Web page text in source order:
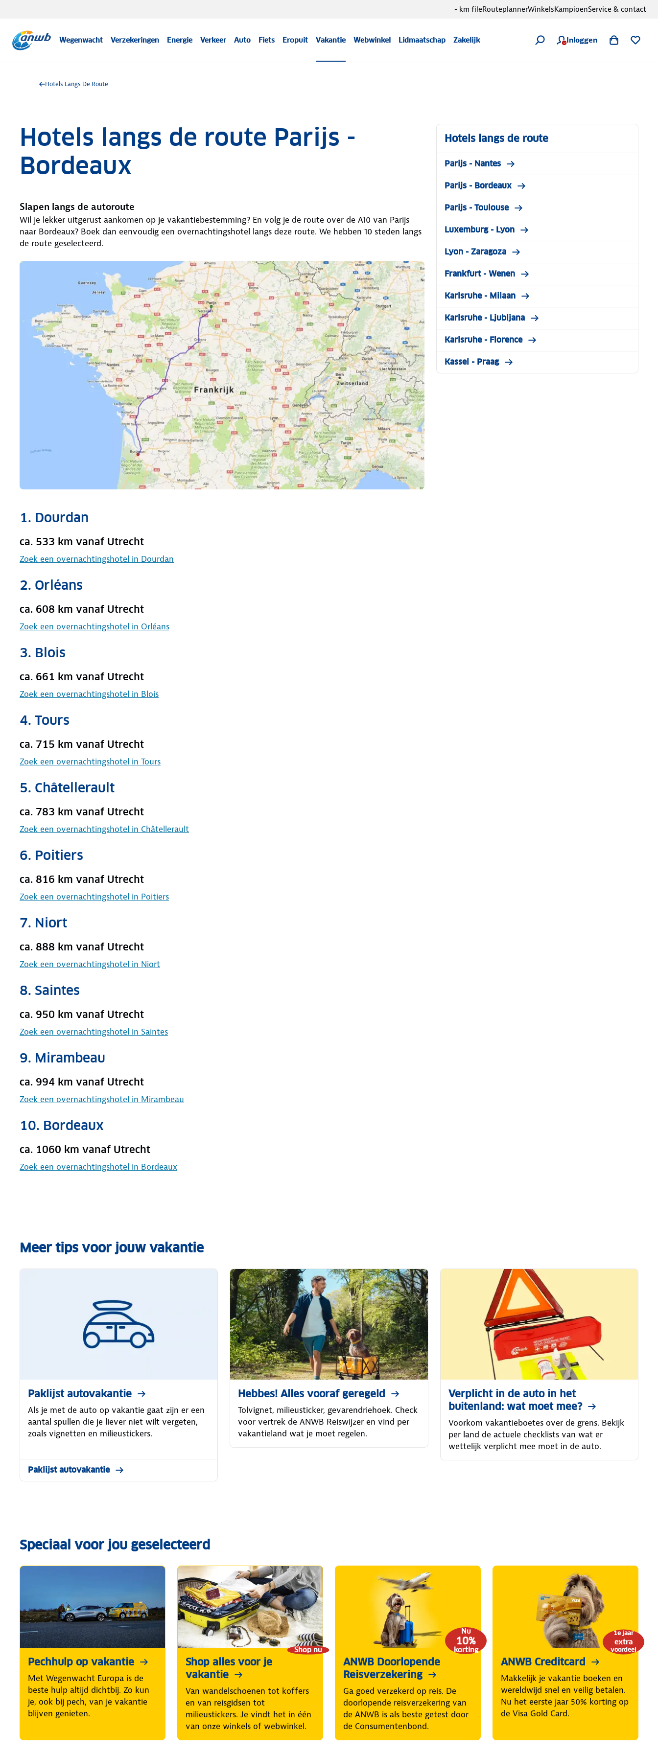
Wegenwacht Verzekeringen Energie Verkeer Auto Fiets Eropuit Vakantie Webwinkel Lidmaatschap Zakelijk Inloggen
- km fileRouteplannerWinkelsKampioenService & contact
Hotels Langs De Route
Hotels langs de route Parijs -
Bordeaux
Slapen langs de autoroute
Wil je lekker uitgerust aankomen op je vakantiebestemming? En volg je de route over de A10 van Parijs
naar Bordeaux? Boek dan eenvoudig een overnachtingshotel langs deze route. We hebben 10 steden langs
de route geselecteerd.
1. Dourdan
ca. 533 km vanaf Utrecht
Zoek een overnachtingshotel in Dourdan
2. Orléans
ca. 608 km vanaf Utrecht
Zoek een overnachtingshotel in Orléans
3. Blois
ca. 661 km vanaf Utrecht
Zoek een overnachtingshotel in Blois
4. Tours
ca. 715 km vanaf Utrecht
Zoek een overnachtingshotel in Tours
5. Châtellerault
ca. 783 km vanaf Utrecht
Zoek een overnachtingshotel in Châtellerault
6. Poitiers
ca. 816 km vanaf Utrecht
Zoek een overnachtingshotel in Poitiers
7. Niort
ca. 888 km vanaf Utrecht
Zoek een overnachtingshotel in Niort
8. Saintes
ca. 950 km vanaf Utrecht
Zoek een overnachtingshotel in Saintes
9. Mirambeau
ca. 994 km vanaf Utrecht
Zoek een overnachtingshotel in Mirambeau
10. Bordeaux
ca. 1060 km vanaf Utrecht
Zoek een overnachtingshotel in Bordeaux
Hotels langs de route
Parijs - Nantes
Parijs - Bordeaux
Parijs - Toulouse
Luxemburg - Lyon
Lyon - Zaragoza
Frankfurt - Wenen
Karlsruhe - Milaan
Karlsruhe - Ljubljana
Karlsruhe - Florence
Kassel - Praag
Meer tips voor jouw vakantie
Paklijst autovakantie
Als je met de auto op vakantie gaat zijn er een
aantal spullen die je liever niet wilt vergeten,
zoals vignetten en milieustickers.
Paklijst autovakantie
Hebbes! Alles vooraf geregeld
Tolvignet, milieusticker, gevarendriehoek. Check
voor vertrek de ANWB Reiswijzer en vind per
vakantieland wat je moet regelen.
Verplicht in de auto in het
buitenland: wat moet mee?
Voorkom vakantieboetes over de grens. Bekijk
per land de actuele checklists van wat er
wettelijk verplicht mee moet in de auto.
Speciaal voor jou geselecteerd
Pechhulp op vakantie
Met Wegenwacht Europa is de
beste hulp altijd dichtbij. Zo kun
je, ook bij pech, van je vakantie
blijven genieten.
Shop nu
Shop alles voor je
vakantie
Van wandelschoenen tot koffers
en van reisgidsen tot
milieustickers. Je vindt het in één
van onze winkels of webwinkel.
Nu
10%
korting
ANWB Doorlopende
Reisverzekering
Ga goed verzekerd op reis. De
doorlopende reisverzekering van
de ANWB is als beste getest door
de Consumentenbond.
1e jaar
extra
voordeel
ANWB Creditcard
Makkelijk je vakantie boeken en
wereldwijd snel en veilig betalen.
Nu het eerste jaar 50% korting op
de Visa Gold Card.